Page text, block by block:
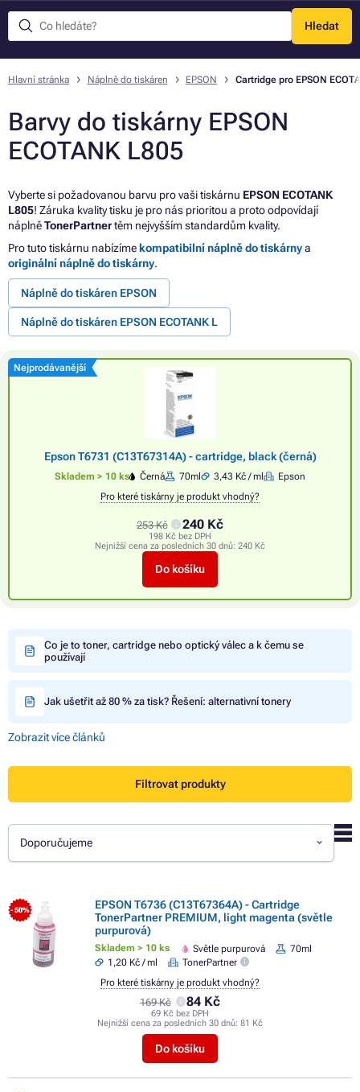
Hledat
Menu
Hlavní stránka Náplně do tiskáren EPSON Cartridge pro EPSON
Barvy do tiskárny EPSON
ECOTANK L805
Vyberte si požadovanou barvu pro vaši tiskárnu EPSON ECOTANK
L805! Záruka kvality tisku je pro nás prioritou a proto odpovídají
náplněTonerPartnertěm nejvyšším standardům kvality.
Pro tuto tiskárnu nabízíme kompatibilní náplně do tiskárnya
originální náplně do tiskárny.
Náplně do tiskáren EPSON
Náplně do tiskáren EPSON ECOTANK L
Nejprodávanější
Epson T6731 (C13T67314A) - cartridge, black (černá)
Skladem > 10 ks Černá 70ml 3,43 Kč / ml
Epson
Pro které tiskárny je produkt vhodný?
253 Kč 240 Kč
198 Kč bez DPH
Nejnižší cena za posledních 30 dnů: 240 Kč
Do košíku
Co je to toner, cartridge nebo optický válec a k čemu se
používají
Jak ušetřit až 80 % za tisk? Řešení: alternativní tonery
Zobrazit více článků
Filtrovat produkty
Doporučujeme
- 50%
EPSON T6736 (C13T67364A) - Cartridge
TonerPartner PREMIUM, light magenta (světle
purpurová)
Skladem > 10 ks Světle purpurová
70ml
1,20 Kč / ml
TonerPartner
169 Kč 84 Kč
69 Kč bez DPH
Nejnižší cena za posledních 30 dnů: 81 Kč
Do košíku
Pro které tiskárny je produkt vhodný?